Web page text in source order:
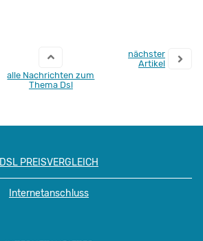
alle Nachrichten zum
Thema Dsl
nächster
Artikel
DSL PREISVERGLEICH
Internetanschluss